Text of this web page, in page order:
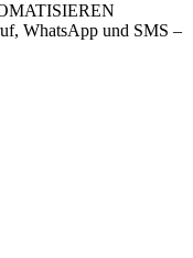
WhatsApp und SMS –